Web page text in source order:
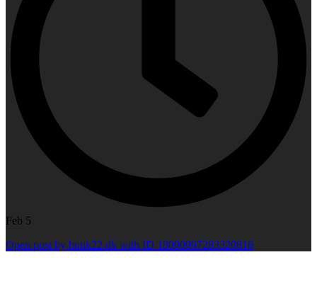
Feb 5
Open post by butik22.dk with ID 18090997283320816